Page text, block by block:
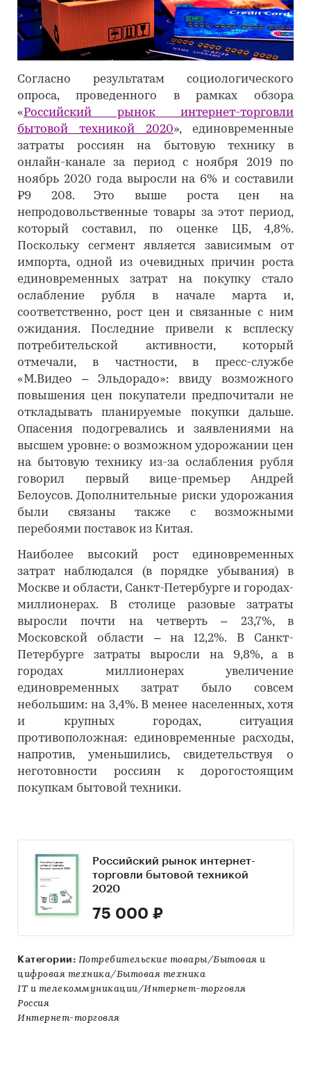
Согласно результатам социологического
опроса, проведенного в рамках обзора
«Российский рынок интернет-торговли
бытовой техникой 2020», единовременные
затраты россиян на бытовую технику в
онлайн-канале за период с ноября 2019 по
ноябрь 2020 года выросли на 6% и составили
₽9 208. Это выше роста цен на
непродовольственные товары за этот период,
который составил, по оценке ЦБ, 4,8%.
Поскольку сегмент является зависимым от
импорта, одной из очевидных причин роста
единовременных затрат на покупку стало
ослабление рубля в начале марта и,
соответственно, рост цен и связанные с ним
ожидания. Последние привели к всплеску
потребительской активности, который
отмечали, в частности, в пресс-службе
«М.Видео – Эльдорадо»: ввиду возможного
повышения цен покупатели предпочитали не
откладывать планируемые покупки дальше.
Опасения подогревались и заявлениями на
высшем уровне: о возможном удорожании цен
на бытовую технику из-за ослабления рубля
говорил первый вице-премьер Андрей
Белоусов. Дополнительные риски удорожания
были связаны также с возможными
перебоями поставок из Китая.
Наиболее высокий рост единовременных
затрат наблюдался (в порядке убывания) в
Москве и области, Санкт-Петербурге и городах-
миллионерах. В столице разовые затраты
выросли почти на четверть – 23,7%, в
Московской области – на 12,2%. В Санкт-
Петербурге затраты выросли на 9,8%, а в
городах миллионерах увеличение
единовременных затрат было совсем
небольшим: на 3,4%. В менее населенных, хотя
и крупных городах, ситуация
противоположная: единовременные расходы,
напротив, уменьшились, свидетельствуя о
неготовности россиян к дорогостоящим
покупкам бытовой техники.
Российский рынок интернет-
торговли бытовой техникой
2020
75 000 ₽
Категории: Потребительские товары/Бытовая и
цифровая техника/Бытовая техника
IT и телекоммуникации/Интернет-торговля
Россия
Интернет-торговля